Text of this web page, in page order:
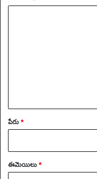
పేరు*
ఈమెయిలు*